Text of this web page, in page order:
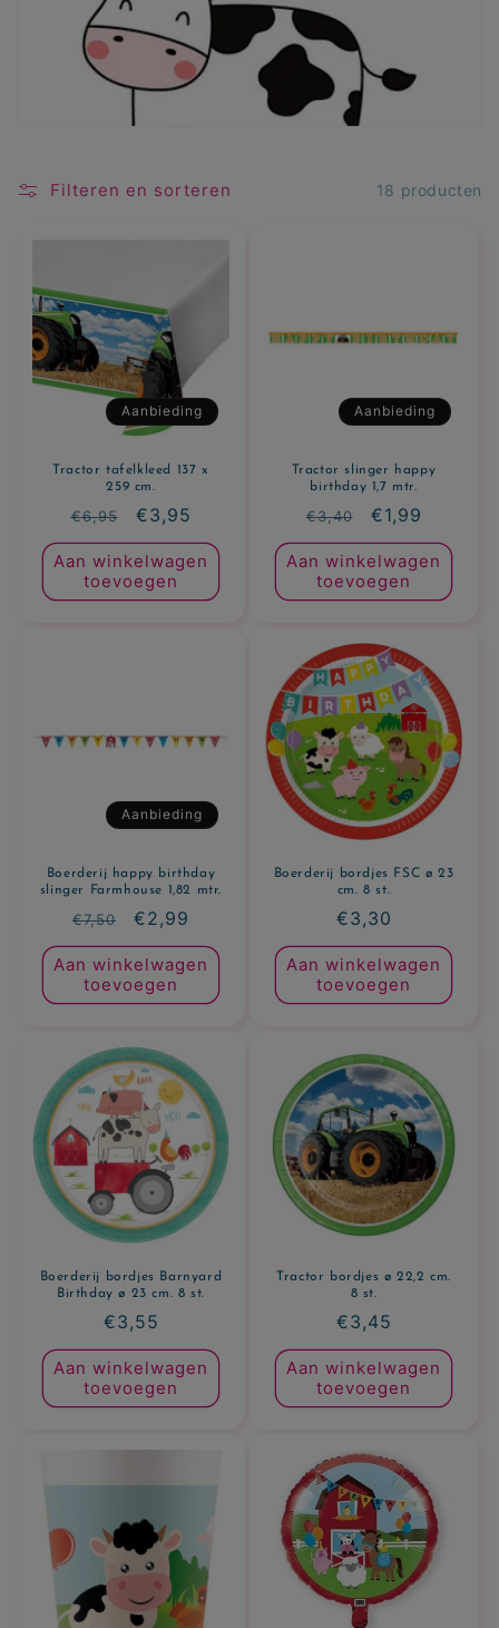
e
Filteren en sorteren 18 producten
Aanbieding
Tractor tafelkleed 137 x
259 cm.
Normale
prijs
€6,95 Aanbiedingsprijs
€3,95
Aan winkelwagen
toevoegen
Aanbieding
Tractor slinger happy
birthday 1,7 mtr.
Normale
prijs
€3,40 €1,99
Aan winkelwagen
toevoegen
Aanbieding
Boerderij happy birthday
slinger Farmhouse 1,82 mtr.
Normale
prijs
€7,50 Aanbiedingsprijs
€2,99
Aan winkelwagen
toevoegen
Boerderij bordjes FSC ø 23
cm. 8 st.
Normale
prijs
€3,30
Aan winkelwagen
toevoegen
Boerderij bordjes Barnyard
Birthday ø 23 cm. 8 st.
Normale
prijs
€3,55
Aan winkelwagen
toevoegen
Tractor bordjes ø 22,2 cm.
8 st.
Normale
prijs
€3,45
Aan winkelwagen
toevoegen